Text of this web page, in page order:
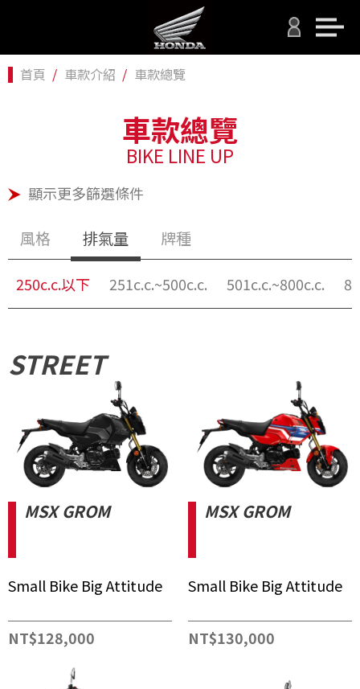
首頁 車款介紹 車款總覽
車款總覽
BIKE LINE UP
顯示更多篩選條件
風格 排氣量 牌種
250c.c.以下 251c.c.~500c.c. 501c.c.~800c.c.
STREET
MSX GROM
Small Bike Big Attitude
NT$128,000
MSX GROM
Small Bike Big Attitude
NT$130,000